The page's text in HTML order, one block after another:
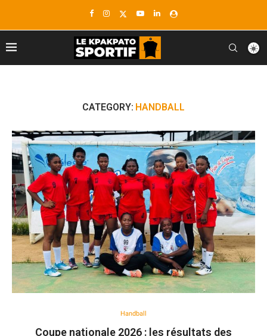
CATEGORY: HANDBALL
Handball
Coupe nationale 2026 : les résultats des